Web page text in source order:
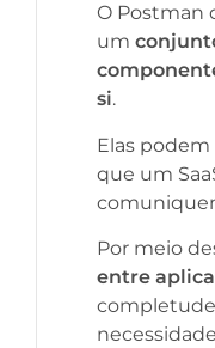
O Postman
um
si.
Elas podem
que um
Por meio
entre